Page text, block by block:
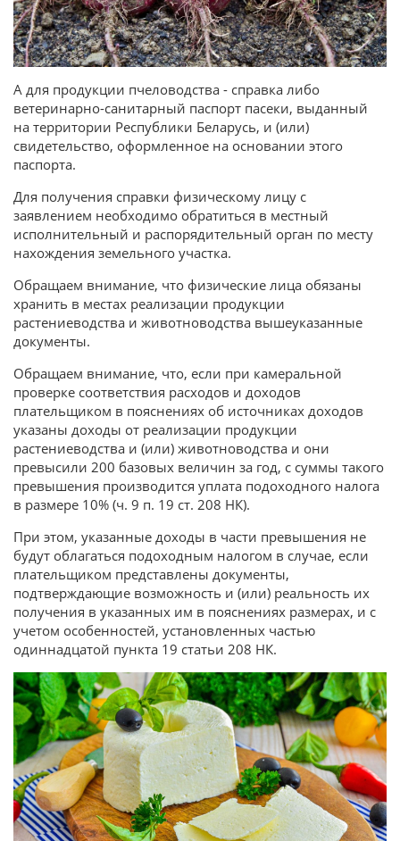
А для продукции пчеловодства - справка либо
ветеринарно-санитарный паспорт пасеки, выданный
на территории Республики Беларусь, и (или)
свидетельство, оформленное на основании этого
паспорта.
Для получения справки физическому лицу с
заявлением необходимо обратиться в местный
исполнительный и распорядительный орган по месту
нахождения земельного участка.
Обращаем внимание, что физические лица обязаны
хранить в местах реализации продукции
растениеводства и животноводства вышеуказанные
документы.
Обращаем внимание, что, если при камеральной
проверке соответствия расходов и доходов
плательщиком в пояснениях об источниках доходов
указаны доходы от реализации продукции
растениеводства и (или) животноводства и они
превысили 200 базовых величин за год, с суммы такого
превышения производится уплата подоходного налога
в размере 10% (ч. 9 п. 19 ст. 208 НК).
При этом, указанные доходы в части превышения не
будут облагаться подоходным налогом в случае, если
плательщиком представлены документы,
подтверждающие возможность и (или) реальность их
получения в указанных им в пояснениях размерах, и с
учетом особенностей, установленных частью
одиннадцатой пункта 19 статьи 208 НК.